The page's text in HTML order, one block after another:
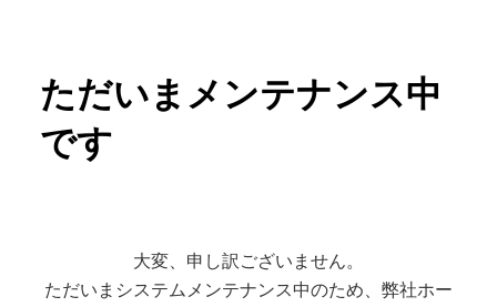
ただいまメンテナンス中
です
大変、申し訳ございません。
ただいまシステムメンテナンス中のため、弊社ホー